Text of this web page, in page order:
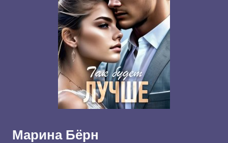
Марина Бёрн